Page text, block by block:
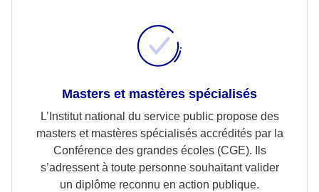
Masters et mastères spécialisés
L’Institut national du service public propose des
masters et mastères spécialisés accrédités par la
Conférence des grandes écoles (CGE). Ils
s’adressent à toute personne souhaitant valider
un diplôme reconnu en action publique.